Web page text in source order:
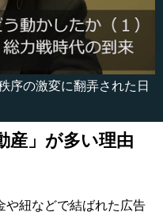
序の激変に翻弄された日
産」が多い理由
紐などで結ばれた広告